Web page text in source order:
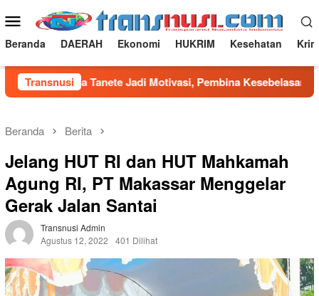
ke
konten
Menu
Mobile
Beranda DAERAH Ekonomi HUKRIM Kesehatan
Transnusi
Warga Tanete Jadi Motivasi, Pembina Kesebelasan Ucapkan
Beranda Berita
Jelang HUT RI dan HUT Mahkamah
Agung RI, PT Makassar Menggelar
Gerak Jalan Santai
Transnusi Admin
Agustus 12, 2022
401 Dilihat